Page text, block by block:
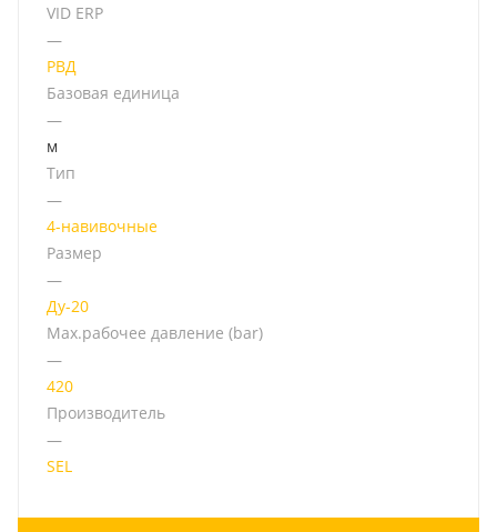
VID ERP
—
РВД
Базовая единица
—
м
Тип
—
4-навивочные
Размер
—
Ду-20
Мах.рабочее давление (bar)
—
420
Производитель
—
SEL